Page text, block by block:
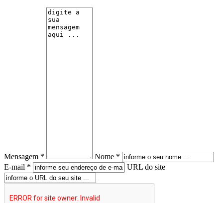
Mensagem *
Nome *
E-mail *
URL do site